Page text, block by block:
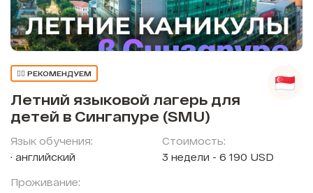
👍🏼 РЕКОМЕНДУЕМ
Летний языковой лагерь для
детей в Сингапуре (SMU)
Язык обучения:
английский
Проживание:
Стоимость:
3 недели - 6 190 USD